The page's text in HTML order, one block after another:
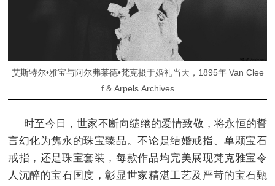
艾斯特尔•雅宝与阿尔弗莱德•梵克摄于婚礼当天，1895年 Van Clee
f & Arpels Archives
时至今日，世家不断向缱绻的爱情致敬，将永恒的誓
言幻化为隽永的珠宝臻品。不论是结婚戒指、单颗宝石
戒指，还是珠宝套装，每款作品均完美展现梵克雅宝令
人沉醉的宝石国度，彰显世家精湛工艺及严苛的宝石甄